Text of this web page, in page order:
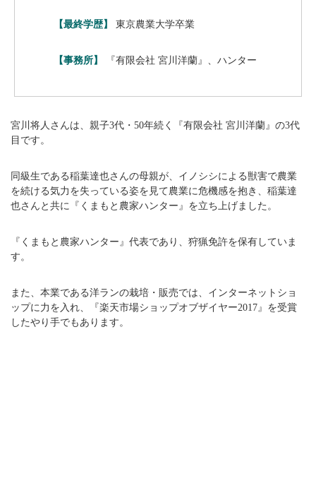
【最終学歴】 東京農業大学卒業
【事務所】 『有限会社 宮川洋蘭』、ハンター
宮川将人さんは、親子3代・50年続く『有限会社 宮川洋蘭』の3代
目です。
同級生である稲葉達也さんの母親が、イノシシによる獣害で農業
を続ける気力を失っている姿を見て農業に危機感を抱き、稲葉達
也さんと共に『くまもと農家ハンター』を立ち上げました。
『くまもと農家ハンター』代表であり、狩猟免許を保有していま
す。
また、本業である洋ランの栽培・販売では、インターネットショ
ップに力を入れ、『楽天市場ショップオブザイヤー2017』を受賞
したやり手でもあります。